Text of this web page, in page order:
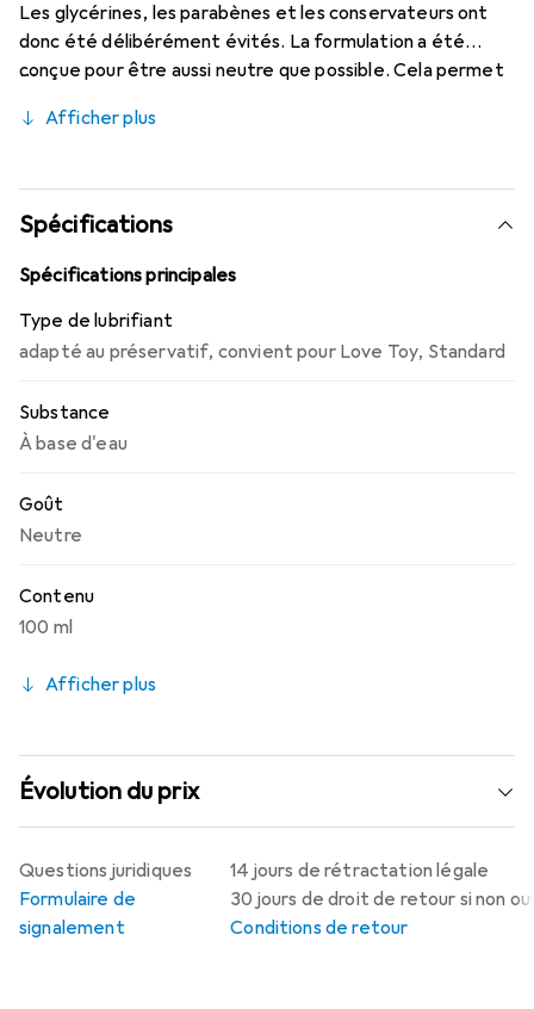
Les glycérines, les parabènes et les conservateurs ont
donc été délibérément évités. La formulation a été
conçue pour être aussi neutre que possible. Cela permet
muqueuses. Recommandé pour une utilisation
Afficher plus
Spécifications
Spécifications principales
Type de lubrifiant
adapté au préservatif, convient pour Love Toy, Standard
Substance
À base d'eau
Goût
Neutre
Contenu
100 ml
Afficher plus
Évolution du prix
14 jours de rétractation légale
30 jours de droit de retour si non
Conditions de retour
Questions juridiques
Formulaire de
signalement